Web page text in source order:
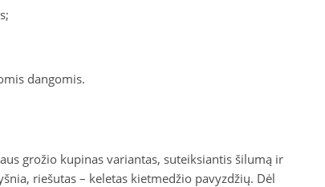
dangomis.
grožio kupinas variantas, suteiksiantis šilumą ir
riešutas – keletas kietmedžio pavyzdžių. Dėl